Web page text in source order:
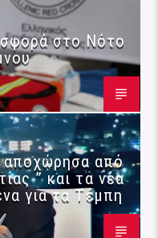
στο Νότο
αποχώρησα από
” και τα νέα
για τα Τέμπη